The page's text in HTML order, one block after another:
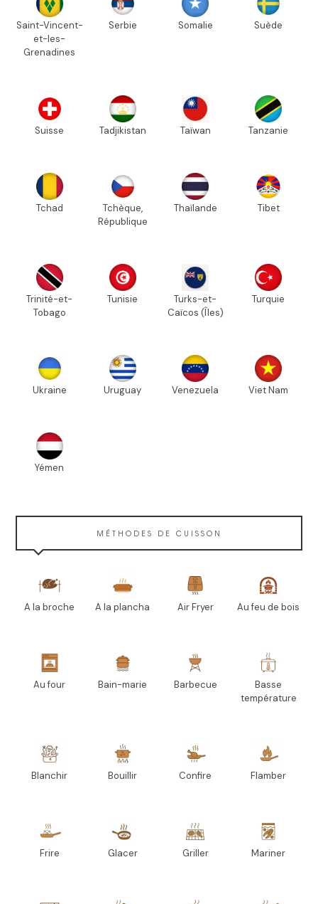
Saint-Vincent-
et-les-
Grenadines
Serbie Somalie Suède
Suisse Tadjikistan Taïwan Tanzanie
Tchad
Tchèque,
République
Thaïlande Tibet
Trinité-et-
Tobago
Tunisie
Turks-et-
Caïcos (Îles)
Turquie
Ukraine Uruguay Venezuela Viet Nam
Yémen
MÉTHODES DE CUISSON
A la broche A la plancha Air Fryer Au feu de bois
Au four Bain-marie Barbecue
Basse
température
Blanchir Bouillir Confire Flamber
Frire Glacer Griller Mariner